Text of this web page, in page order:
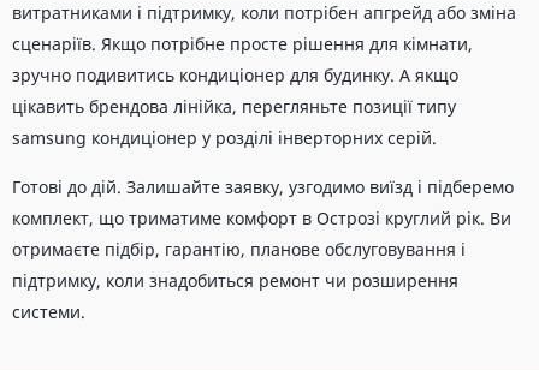
витратниками і підтримку, коли потрібен апгрейд або зміна
сценаріїв. Якщо потрібне просте рішення для кімнати,
зручно подивитись кондиціонер для будинку. А якщо
цікавить брендова лінійка, перегляньте позиції типу
samsung кондиціонер у розділі інверторних серій.
Готові до дій. Залишайте заявку, узгодимо виїзд і підберемо
комплект, що триматиме комфорт в Острозі круглий рік. Ви
отримаєте підбір, гарантію, планове обслуговування і
підтримку, коли знадобиться ремонт чи розширення
системи.